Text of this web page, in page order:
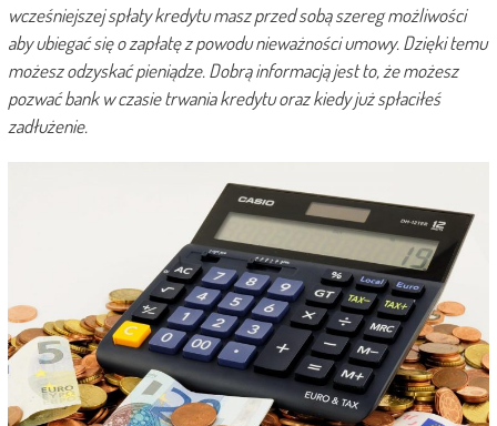
wcześniejszej spłaty kredytu masz przed sobą szereg możliwości
aby ubiegać się o zapłatę z powodu nieważności umowy. Dzięki temu
możesz odzyskać pieniądze. Dobrą informacją jest to, że możesz
pozwać bank w czasie trwania kredytu oraz kiedy już spłaciłeś
zadłużenie.